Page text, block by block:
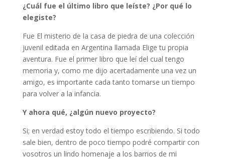
¿Cuál fue el último libro que leíste? ¿Por qué lo
elegiste?
Fue El misterio de la casa de piedra de una colección
juvenil editada en Argentina llamada Elige tu propia
aventura. Fue el primer libro que leí del cual tengo
memoria y, como me dijo acertadamente una vez un
amigo, es importante cada tanto tomarse un tiempo
para volver a la infancia.
Y ahora qué, ¿algún nuevo proyecto?
Si; en verdad estoy todo el tiempo escribiendo. Si todo
sale bien, dentro de poco tiempo podré compartir con
vosotros un lindo homenaje a los barrios de mi